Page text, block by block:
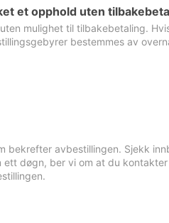
et opphold uten
mulighet til tilbakebetaling.
bestemmes av
bekrefter avbestillingen. Sjekk
ett døgn, ber vi om at du kontakter